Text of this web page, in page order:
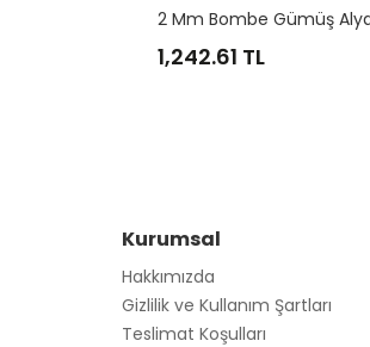
3,883.16
Kurumsal
Hakkımızda
Gizlilik ve Kullanım Şartları
Teslimat Koşulları